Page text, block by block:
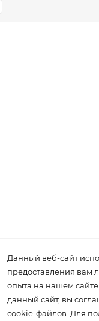
Данный веб-сайт
предоставления вам
опыта на нашем
данный сайт, вы
cookie-файлов. Для